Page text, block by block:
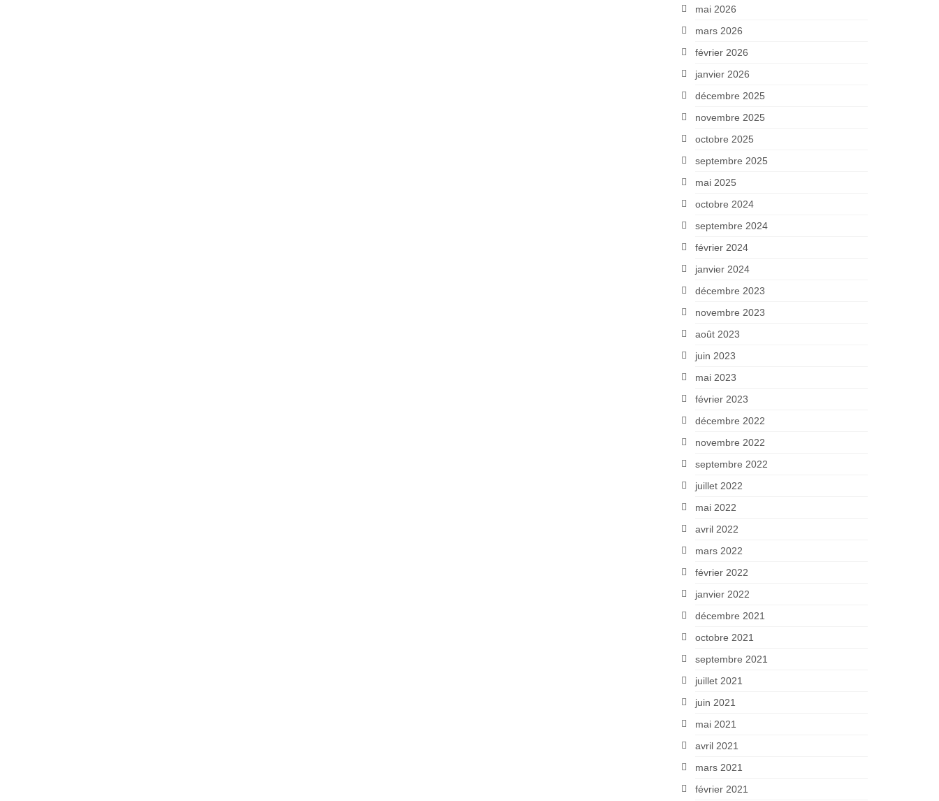
mai 2026
mars 2026
février 2026
janvier 2026
décembre 2025
novembre 2025
octobre 2025
septembre 2025
mai 2025
octobre 2024
septembre 2024
février 2024
janvier 2024
décembre 2023
novembre 2023
août 2023
juin 2023
mai 2023
février 2023
décembre 2022
novembre 2022
septembre 2022
juillet 2022
mai 2022
avril 2022
mars 2022
février 2022
janvier 2022
décembre 2021
octobre 2021
septembre 2021
juillet 2021
juin 2021
mai 2021
avril 2021
mars 2021
février 2021